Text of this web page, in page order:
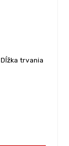
Dĺžka trvania